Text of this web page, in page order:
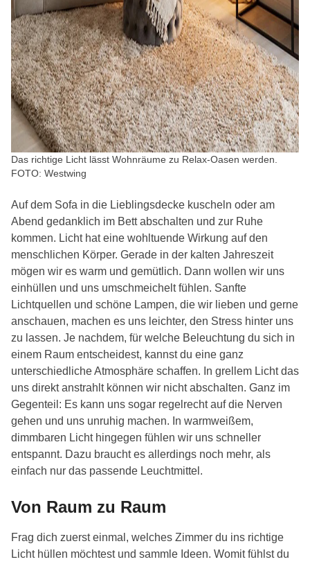
Das richtige Licht lässt Wohnräume zu Relax-Oasen werden.
FOTO: Westwing
Auf dem Sofa in die Lieblingsdecke kuscheln oder am
Abend gedanklich im Bett abschalten und zur Ruhe
kommen. Licht hat eine wohltuende Wirkung auf den
menschlichen Körper. Gerade in der kalten Jahreszeit
mögen wir es warm und gemütlich. Dann wollen wir uns
einhüllen und uns umschmeichelt fühlen. Sanfte
Lichtquellen und schöne Lampen, die wir lieben und gerne
anschauen, machen es uns leichter, den Stress hinter uns
zu lassen. Je nachdem, für welche Beleuchtung du sich in
einem Raum entscheidest, kannst du eine ganz
unterschiedliche Atmosphäre schaffen. In grellem Licht das
uns direkt anstrahlt können wir nicht abschalten. Ganz im
Gegenteil: Es kann uns sogar regelrecht auf die Nerven
gehen und uns unruhig machen. In warmweißem,
dimmbaren Licht hingegen fühlen wir uns schneller
entspannt. Dazu braucht es allerdings noch mehr, als
einfach nur das passende Leuchtmittel.
Von Raum zu Raum
Frag dich zuerst einmal, welches Zimmer du ins richtige
Licht hüllen möchtest und sammle Ideen. Womit fühlst du